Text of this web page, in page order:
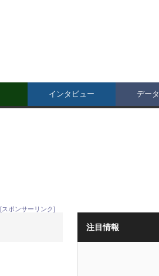
インタビュー デー
[スポンサーリンク]
注目情報